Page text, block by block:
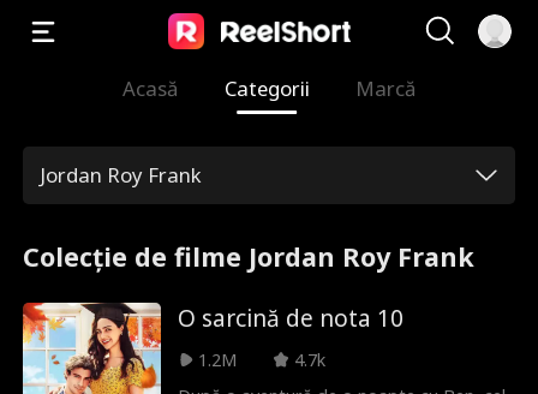
Acasă Categorii Marcă
Jordan Roy Frank
Colecție de filme Jordan Roy Frank
O sarcină de nota 10
1.2M
4.7k